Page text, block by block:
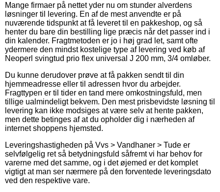
Mange firmaer på nettet yder nu om stunder alverdens
løsninger til levering. En af de mest anvendte er på
nuværende tidspunkt at få leveret til en pakkeshop, og så
henter du bare din bestilling lige præcis når det passer ind i
din kalender. Fragtmetoden er jo i høj grad let, samt ofte
ydermere den mindst kostelige type af levering ved køb af
Neoperl svingtud prio flex universal J 200 mm, 3/4 omløber.
Du kunne derudover prøve at få pakken sendt til din
hjemmeadresse eller til adressen hvor du arbejder.
Fragttypen er til tider en tand mere omkostningsfuld, men
tillige ualmindeligt bekvem. Den mest prisbevidste løsning til
levering kan ikke modsiges at være selv at hente pakken,
men dette betinges af at du opholder dig i nærheden af
internet shoppens hjemsted.
Leveringshastigheden på Vvs > Vandhaner > Tude er
selvfølgelig ret så betydningsfuld såfremt vi har behov for
varerne med det samme, og i det øjemed er det komplet
vigtigt at man ser nærmere på den forventede leveringsdato
ved den respektive vare.